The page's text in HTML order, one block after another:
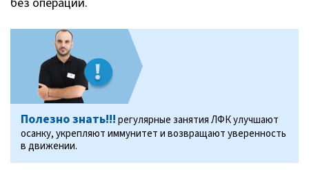
Полезно знать!!!регулярные занятия ЛФК улучшают
осанку, укрепляют иммунитет и возвращают уверенность
в движении.